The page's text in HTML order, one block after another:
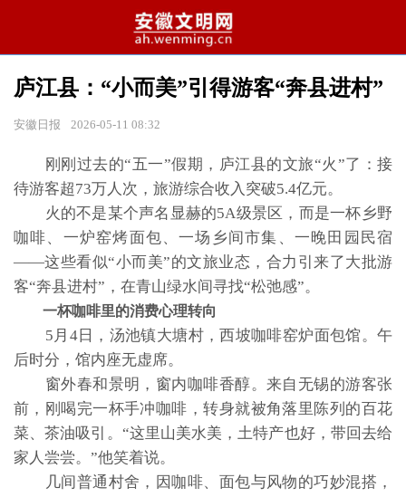
庐江县：“小而美”引得游客“奔县进村”
安徽日报 2026-05-11 08:32
刚刚过去的“五一”假期，庐江县的文旅“火”了：接
待游客超73万人次，旅游综合收入突破5.4亿元。
火的不是某个声名显赫的5A级景区，而是一杯乡野
咖啡、一炉窑烤面包、一场乡间市集、一晚田园民宿
——这些看似“小而美”的文旅业态，合力引来了大批游
客“奔县进村”，在青山绿水间寻找“松弛感”。
一杯咖啡里的消费心理转向
5月4日，汤池镇大塘村，西坡咖啡窑炉面包馆。午
后时分，馆内座无虚席。
窗外春和景明，窗内咖啡香醇。来自无锡的游客张
前，刚喝完一杯手冲咖啡，转身就被角落里陈列的百花
菜、茶油吸引。“这里山美水美，土特产也好，带回去给
家人尝尝。”他笑着说。
几间普通村舍，因咖啡、面包与风物的巧妙混搭，